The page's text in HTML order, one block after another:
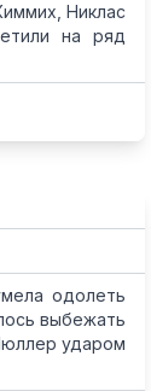
Никлас
на ряд
одолеть
выбежать
ударом